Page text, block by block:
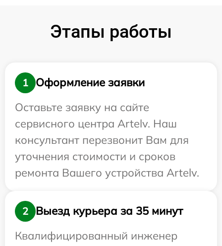
Этапы работы
1
Оформление заявки
Оставьте заявку на сайте
сервисного центра Artelv. Наш
консультант перезвонит Вам для
уточнения стоимости и сроков
ремонта Вашего устройства Artelv.
2
Выезд курьера за 35 минут
Квалифицированный инженер